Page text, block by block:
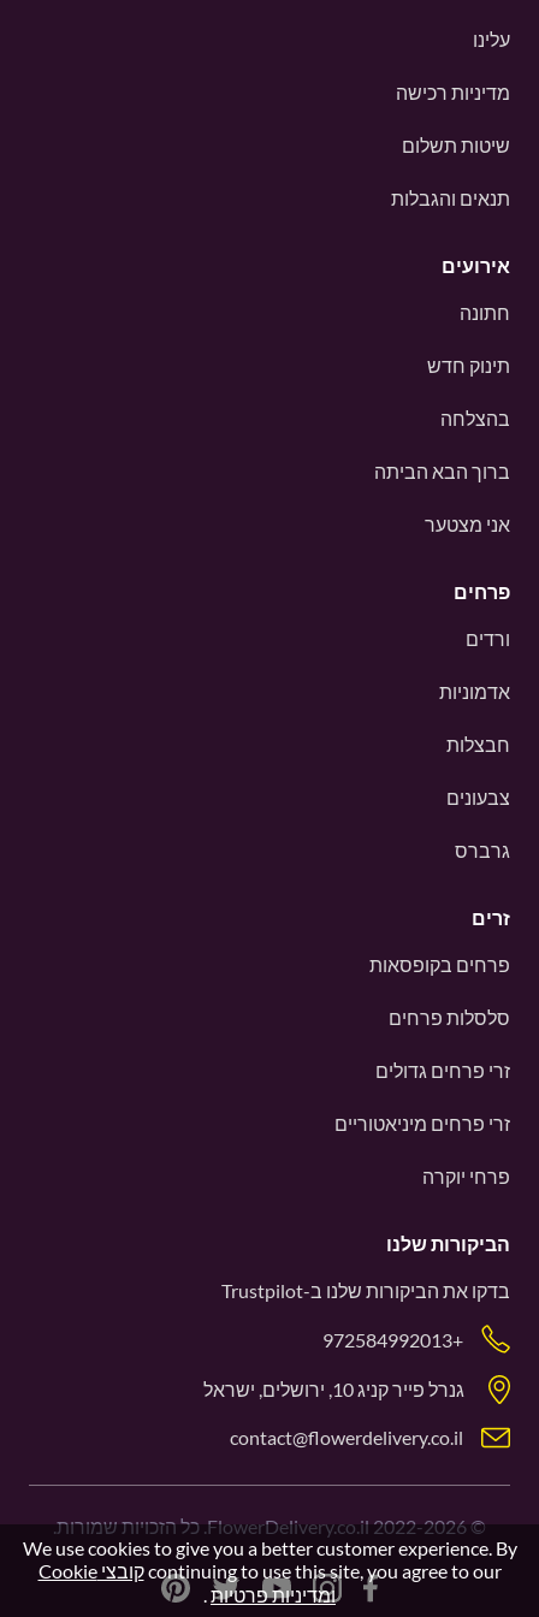
עלינו
מדיניות רכישה
שיטות תשלום
תנאים והגבלות
אירועים
חתונה
תינוק חדש
בהצלחה
ברוך הבא הביתה
אני מצטער
פרחים
ורדים
אדמוניות
חבצלות
צבעונים
גרברס
זרים
פרחים בקופסאות
סלסלות פרחים
זרי פרחים גדולים
זרי פרחים מיניאטוריים
פרחי יוקרה
הביקורות שלנו
בדקו את הביקורות שלנו ב-Trustpilot
+972584992013
גנרל פייר קניג 10, ירושלים, ישראל
contact@flowerdelivery.co.il
©
2022-2026
We use cookies to give you a better customer experience. By
continuing to use this site, you agree to our
קובצי Cookie
ומדיניות פרטיות.